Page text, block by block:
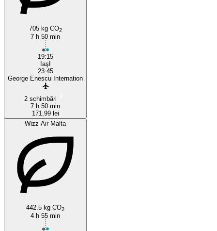
705 kg CO2
7 h 50 min
19:15
IaşI
23:45
George Enescu Internation
2 schimbări
7 h 50 min
171,99 lei
Wizz Air Malta
442.5 kg CO2
4 h 55 min